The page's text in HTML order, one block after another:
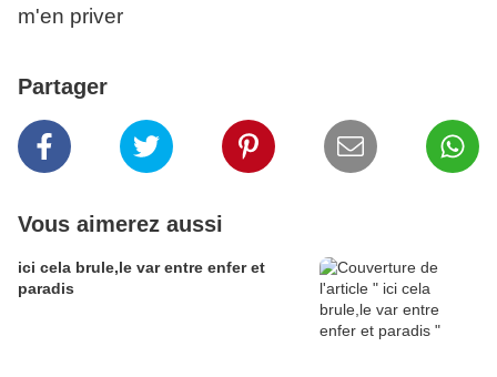
m'en priver
Partager
Vous aimerez aussi
ici cela brule,le var entre enfer et
paradis